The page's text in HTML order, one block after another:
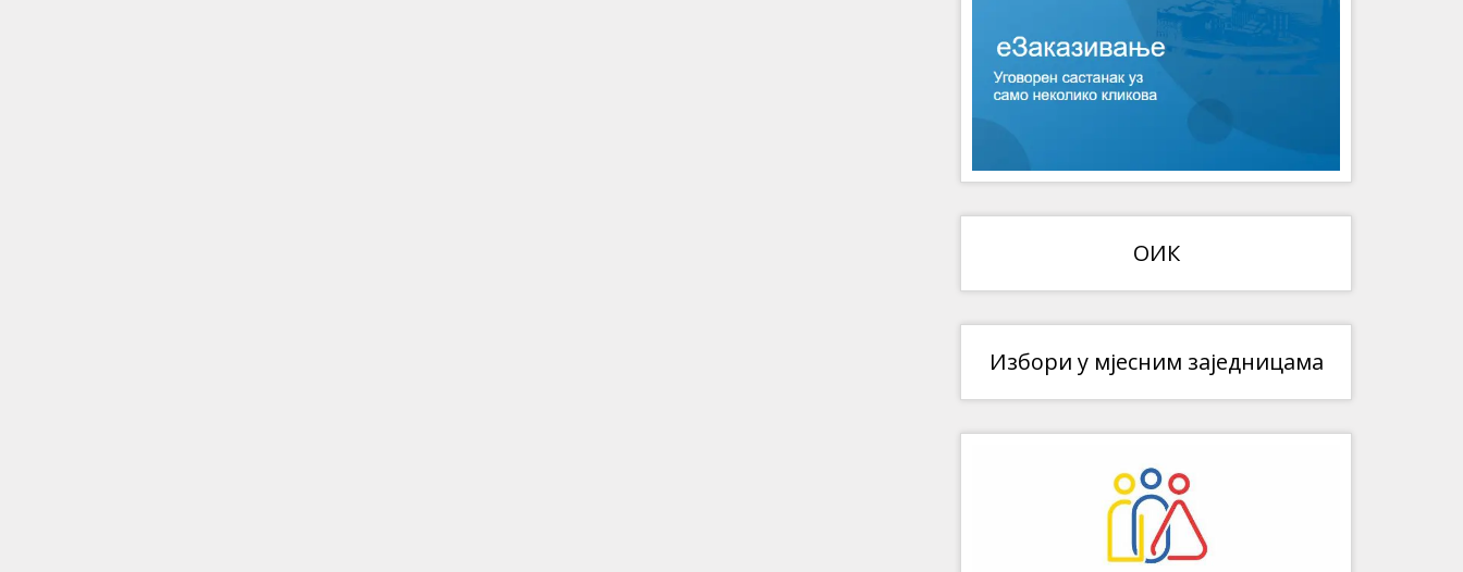
ОИК
Избори у мјесним заједницама